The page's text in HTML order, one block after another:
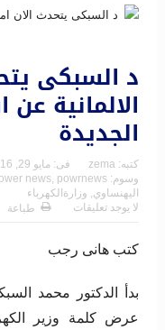
د السبكى
الالمانية
الجديدة
كتبه: zema فى: مايو 29, 2016
وسوم:
news powrnews
اليهنساوي وزارةالكهرباء
لا يوجد تعليقات
طباعة
كتب هانى رجب
بدأ الدكتور محمد
عرض كلمة وزير